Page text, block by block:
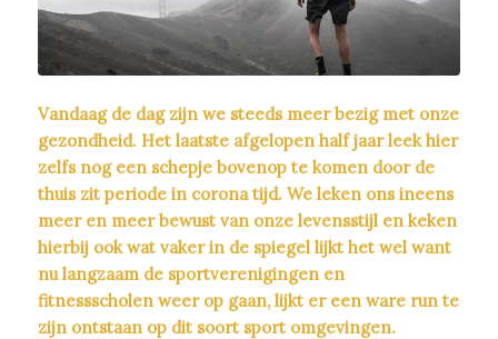
Vandaag de dag zijn we steeds meer bezig met onze
gezondheid. Het laatste afgelopen half jaar leek hier
zelfs nog een schepje bovenop te komen door de
thuis zit periode in corona tijd. We leken ons ineens
meer en meer bewust van onze levensstijl en keken
hierbij ook wat vaker in de spiegel lijkt het wel want
nu langzaam de sportverenigingen en
fitnessscholen weer op gaan, lijkt er een ware run te
zijn ontstaan op dit soort sport omgevingen.